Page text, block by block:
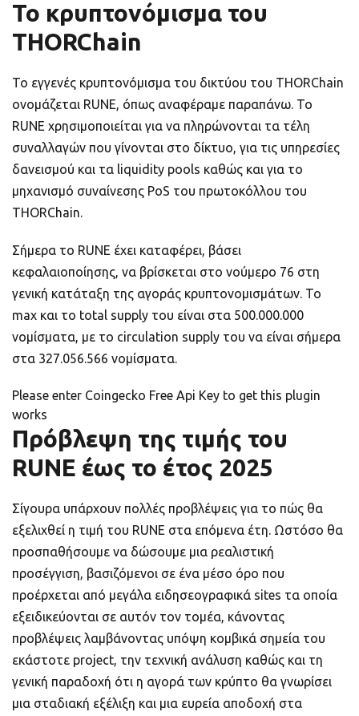
Το κρυπτονόμισμα του
THORChain
Το εγγενές κρυπτονόμισμα του δικτύου του THORChain
ονομάζεται RUNE, όπως αναφέραμε παραπάνω. Το
RUNE χρησιμοποιείται για να πληρώνονται τα τέλη
συναλλαγών που γίνονται στο δίκτυο, για τις υπηρεσίες
δανεισμού και τα liquidity pools καθώς και για το
μηχανισμό συναίνεσης PoS του πρωτοκόλλου του
THORChain.
Σήμερα το RUNE έχει καταφέρει, βάσει
κεφαλαιοποίησης, να βρίσκεται στο νούμερο 76 στη
γενική κατάταξη της αγοράς κρυπτονομισμάτων. Το
max και το total supply του είναι στα 500.000.000
νομίσματα, με το circulation supply του να είναι σήμερα
στα 327.056.566 νομίσματα.
Please enter Coingecko Free Api Key to get this plugin
works
Πρόβλεψη της τιμής του
RUNE έως το έτος 2025
Σίγουρα υπάρχουν πολλές προβλέψεις για το πώς θα
εξελιχθεί η τιμή του RUNE στα επόμενα έτη. Ωστόσο θα
προσπαθήσουμε να δώσουμε μια ρεαλιστική
προσέγγιση, βασιζόμενοι σε ένα μέσο όρο που
προέρχεται από μεγάλα ειδησεογραφικά sites τα οποία
εξειδικεύονται σε αυτόν τον τομέα, κάνοντας
προβλέψεις λαμβάνοντας υπόψη κομβικά σημεία του
εκάστοτε project, την τεχνική ανάλυση καθώς και τη
γενική παραδοχή ότι η αγορά των κρύπτο θα γνωρίσει
μια σταδιακή εξέλιξη και μια ευρεία αποδοχή στα